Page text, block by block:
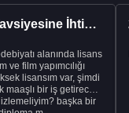
Kariyer Tavsiyesine İhtiyacınız Var
alanında lisans
ve film yapımcılığı
lisansım var, şimdi
maaşlı bir iş getirecek
başka bir